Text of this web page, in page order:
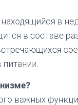
в
в составе
важных